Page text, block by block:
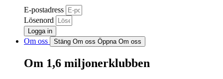
E-postadress
Lösenord
Logga in
Om oss Stäng Om oss Öppna Om oss
Om 1,6 miljonerklubben